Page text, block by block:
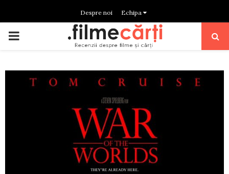
Despre noi Echipa
PRIMARY